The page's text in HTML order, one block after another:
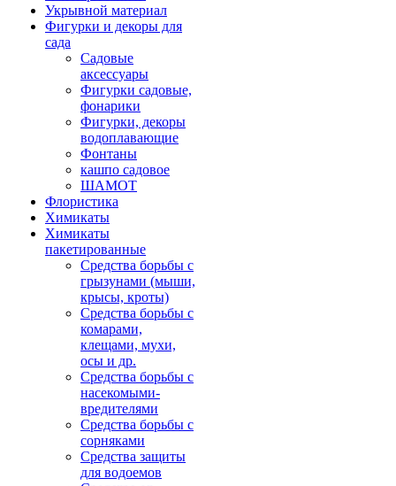
Укрывной материал
Фигурки и декоры для
сада
Садовые
аксессуары
Фигурки садовые,
фонарики
Фигурки, декоры
водоплавающие
Фонтаны
кашпо садовое
ШАМОТ
Флористика
Химикаты
Химикаты
пакетированные
Средства борьбы с
грызунами (мыши,
крысы, кроты)
Средства борьбы с
комарами,
клещами, мухи,
осы и др.
Средства борьбы с
насекомыми-
вредителями
Средства борьбы с
сорняками
Средства защиты
для водоемов